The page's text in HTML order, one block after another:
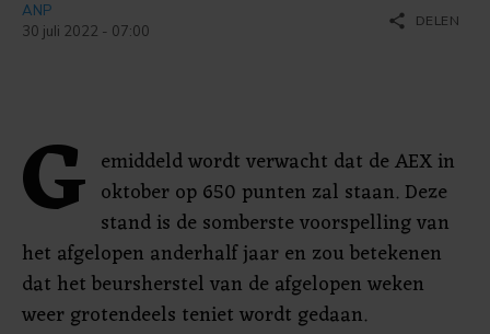
ANP
30 juli 2022 - 07:00
share DELEN
G emiddeld wordt verwacht dat de AEX in
oktober op 650 punten zal staan. Deze
stand is de somberste voorspelling van
het afgelopen anderhalf jaar en zou betekenen
dat het beursherstel van de afgelopen weken
weer grotendeels teniet wordt gedaan.